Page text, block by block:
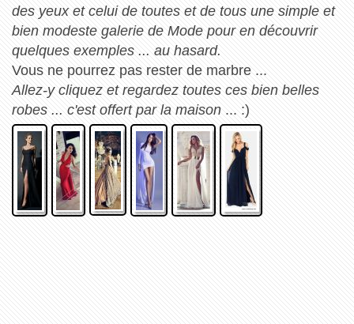
des yeux et celui de toutes et de tous une simple et
bien modeste galerie de Mode pour en découvrir
quelques exemples ... au hasard.
Vous ne pourrez pas rester de marbre ...
Allez-y cliquez et regardez toutes ces bien belles
robes ... c'est offert par la maison ... :)